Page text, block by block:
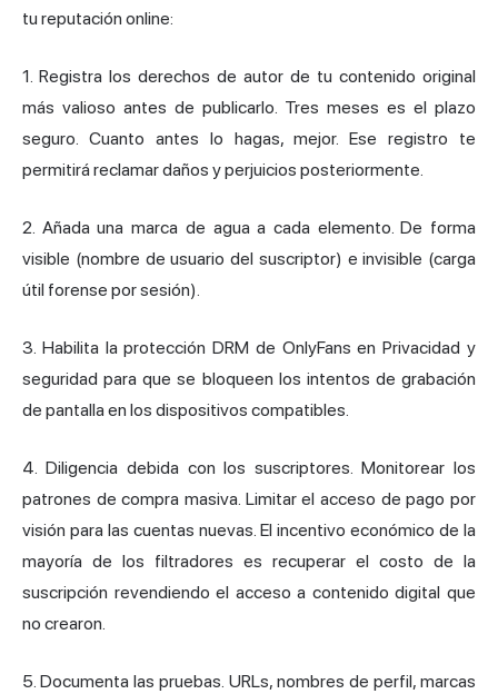
tu reputación online:
1. Registra los derechos de autor de tu contenido original
más valioso antes de publicarlo. Tres meses es el plazo
seguro. Cuanto antes lo hagas, mejor. Ese registro te
permitirá reclamar daños y perjuicios posteriormente.
2. Añada una marca de agua a cada elemento. De forma
visible (nombre de usuario del suscriptor) e invisible (carga
útil forense por sesión).
3. Habilita la protección DRM de OnlyFans en Privacidad y
seguridad para que se bloqueen los intentos de grabación
de pantalla en los dispositivos compatibles.
4. Diligencia debida con los suscriptores. Monitorear los
patrones de compra masiva. Limitar el acceso de pago por
visión para las cuentas nuevas. El incentivo económico de la
mayoría de los filtradores es recuperar el costo de la
suscripción revendiendo el acceso a contenido digital que
no crearon.
5. Documenta las pruebas. URLs, nombres de perfil, marcas